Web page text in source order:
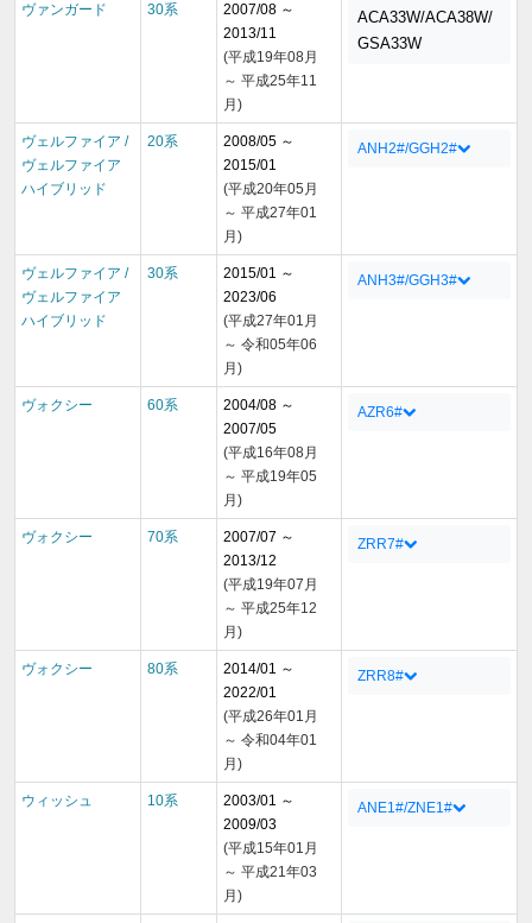
ヴァンガード 30系
2007/08 ～
2013/11
(平成19年08月
～ 平成25年11
月)
ACA33W/ACA38W/
GSA33W
ヴェルファイア /
ヴェルファイア
ハイブリッド
20系
2008/05 ～
2015/01
(平成20年05月
～ 平成27年01
月)
ANH2#/GGH2#
ヴェルファイア /
ヴェルファイア
ハイブリッド
30系
2015/01 ～
2023/06
(平成27年01月
～ 令和05年06
月)
ANH3#/GGH3#
ヴォクシー 60系
2004/08 ～
2007/05
(平成16年08月
～ 平成19年05
月)
AZR6#
ヴォクシー 70系
2007/07 ～
2013/12
(平成19年07月
～ 平成25年12
月)
ZRR7#
ヴォクシー 80系
2014/01 ～
2022/01
(平成26年01月
～ 令和04年01
月)
ZRR8#
ウィッシュ 10系
2003/01 ～
2009/03
(平成15年01月
～ 平成21年03
月)
ANE1#/ZNE1#